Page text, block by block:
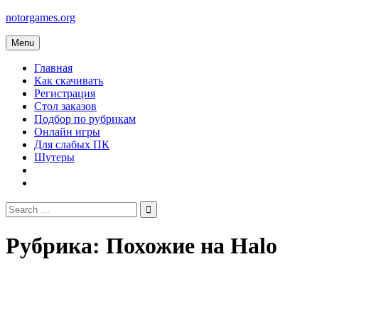
Skip
content
notorgames.org
Menu
Главная
Как скачивать
Регистрация
Стол заказов
Подбор по рубрикам
Онлайн игры
Для слабых ПК
Шутеры
Search
for:
Рубрика: Похожие на Halo